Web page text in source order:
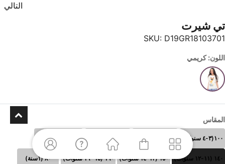
التالي
تي شيرت
SKU: D19GR18103701
اللون: كريمي
المقاس
١٠٠(٣-٤ سنوات) ١١٠ (٥-٦سنوات) ١٣٠ (٩-١٠سنوات)
١٤٠ (١١-١٢ سنوات) ١٥٠ (١٣-١٤ سنوات) ١٦٠ (١٥- ١٦ سنوات) ٨٠ (١سنة)